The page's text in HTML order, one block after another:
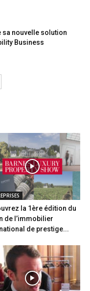
sa nouvelle solution
Business
la 1ère édition du
de l’immobilier
de prestige...